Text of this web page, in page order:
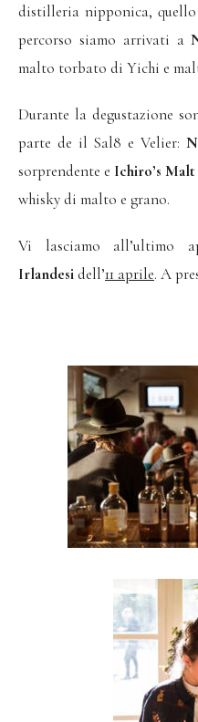
distilleria nipponica, quello
percorso siamo arrivati a
malto torbato di Yichi e
Durante la degustazione
parte de il Sal8 e Velier:
sorprendente e Ichiro’s
whisky di malto e grano.
Vi lasciamo all’ultimo
Irlandesidell’11 aprile. A